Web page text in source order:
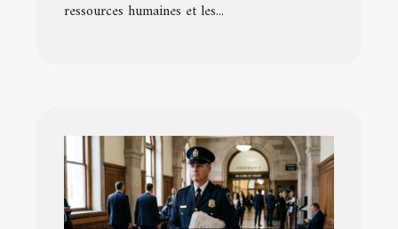
ressources humaines et les...